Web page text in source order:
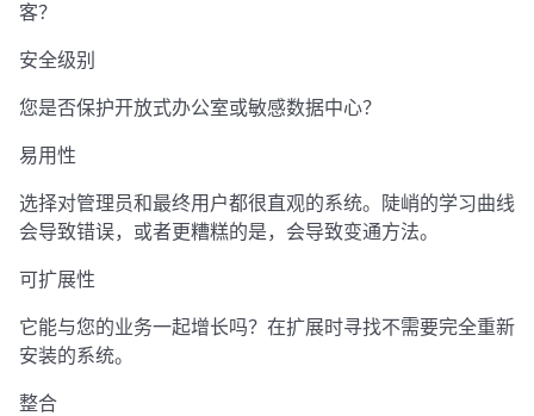
客？
安全级别
您是否保护开放式办公室或敏感数据中心？
易用性
选择对管理员和最终用户都很直观的系统。陡峭的学习曲线
会导致错误，或者更糟糕的是，会导致变通方法。
可扩展性
它能与您的业务一起增长吗？在扩展时寻找不需要完全重新
安装的系统。
整合